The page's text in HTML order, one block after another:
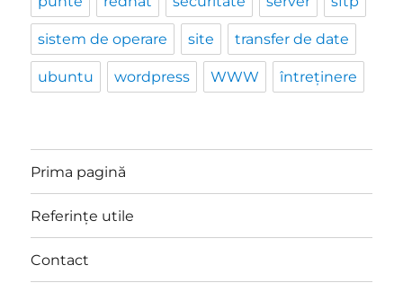
sistem de operare site transfer de date
ubuntu wordpress WWW întreținere
Prima pagină
Referințe utile
Contact